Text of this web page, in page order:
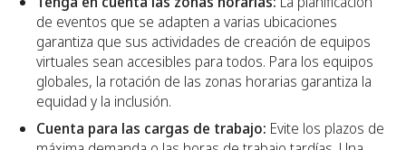
de eventos que se adapten a varias ubicaciones
garantiza que sus actividades de creación de equipos
virtuales sean accesibles para todos. Para los equipos
globales, la rotación de las zonas horarias garantiza la
equidad y la inclusión.
Cuenta para las cargas de trabajo: Evite los plazos de